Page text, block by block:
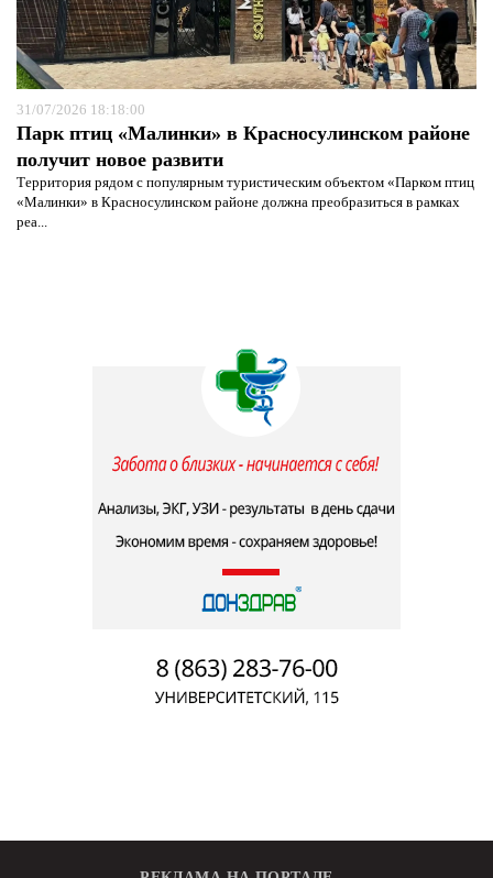
31/07/2026 18:18:00
Парк птиц «Малинки» в Красносулинском районе
получит новое развити
Территория рядом с популярным туристическим объектом «Парком птиц
«Малинки» в Красносулинском районе должна преобразиться в рамках
реа...